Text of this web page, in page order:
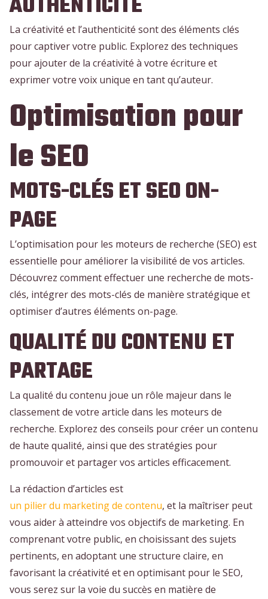
La créativité et l’authenticité sont des éléments clés
pour captiver votre public. Explorez des techniques
pour ajouter de la créativité à votre écriture et
exprimer votre voix unique en tant qu’auteur.
Optimisation pour
le SEO
MOTS-CLÉS ET SEO ON-
PAGE
L’optimisation pour les moteurs de recherche (SEO) est
essentielle pour améliorer la visibilité de vos articles.
Découvrez comment effectuer une recherche de mots-
clés, intégrer des mots-clés de manière stratégique et
optimiser d’autres éléments on-page.
QUALITÉ DU CONTENU ET
PARTAGE
La qualité du contenu joue un rôle majeur dans le
classement de votre article dans les moteurs de
recherche. Explorez des conseils pour créer un contenu
de haute qualité, ainsi que des stratégies pour
promouvoir et partager vos articles efficacement.
La rédaction d’articles est
un pilier du marketing de contenu, et la maîtriser peut
vous aider à atteindre vos objectifs de marketing. En
comprenant votre public, en choisissant des sujets
pertinents, en adoptant une structure claire, en
favorisant la créativité et en optimisant pour le SEO,
vous serez sur la voie du succès en matière de